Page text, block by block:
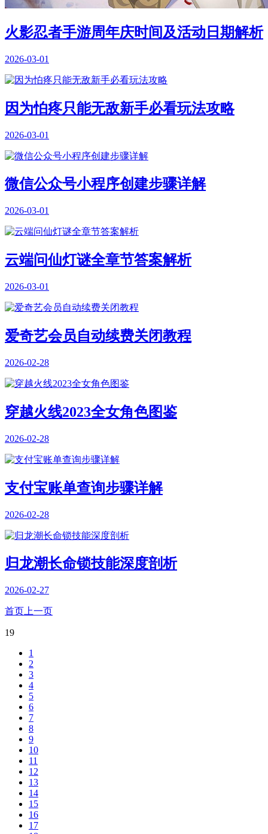
火影忍者手游周年庆时间及活动日期解析
2026-03-01
因为怕疼只能无敌新手必看玩法攻略
2026-03-01
微信公众号小程序创建步骤详解
2026-03-01
云端问仙灯谜全章节答案解析
2026-03-01
爱奇艺会员自动续费关闭教程
2026-02-28
穿越火线2023全女角色图鉴
2026-02-28
支付宝账单查询步骤详解
2026-02-28
归龙潮长命锁技能深度剖析
2026-02-27
首页 上一页
19
1
2
3
4
5
6
7
8
9
10
11
12
13
14
15
16
17